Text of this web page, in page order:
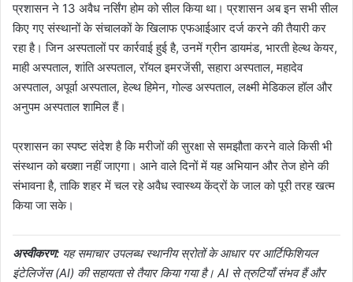
प्रशासन ने 13 अवैध नर्सिंग होम को सील किया था। प्रशासन अब इन सभी सील
किए गए संस्थानों के संचालकों के खिलाफ एफआईआर दर्ज करने की तैयारी कर
रहा है। जिन अस्पतालों पर कार्रवाई हुई है, उनमें ग्रीन डायमंड, भारती हेल्थ केयर,
माही अस्पताल, शांति अस्पताल, रॉयल इमरजेंसी, सहारा अस्पताल, महादेव
अस्पताल, अपूर्वा अस्पताल, हेल्थ हिमेन, गोल्ड अस्पताल, लक्ष्मी मेडिकल हॉल और
अनुपम अस्पताल शामिल हैं।
प्रशासन का स्पष्ट संदेश है कि मरीजों की सुरक्षा से समझौता करने वाले किसी भी
संस्थान को बख्शा नहीं जाएगा। आने वाले दिनों में यह अभियान और तेज होने की
संभावना है, ताकि शहर में चल रहे अवैध स्वास्थ्य केंद्रों के जाल को पूरी तरह खत्म
किया जा सके।
अस्वीकरण: यह समाचार उपलब्ध स्थानीय स्रोतों के आधार पर आर्टिफिशियल
इंटेलिजेंस (AI) की सहायता से तैयार किया गया है। AI से त्रुटियाँ संभव हैं और